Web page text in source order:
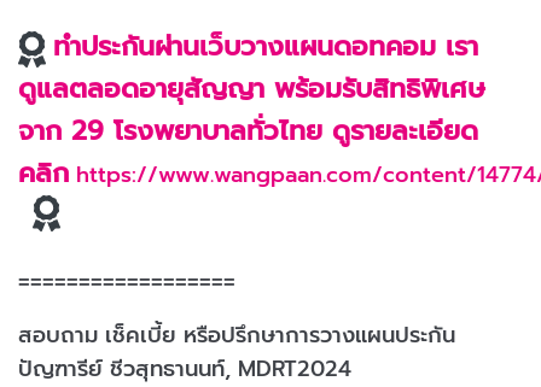
ทำประกันผ่านเว็บวางแผนดอทคอม เรา
ดูแลตลอดอายุสัญญา พร้อมรับสิทธิพิเศษ
จาก 29 โรงพยาบาลทั่วไทย ดูรายละเอียด
คลิก https://www.wangpaan.com/content/
==================
สอบถาม เช็คเบี้ย หรือปรึกษาการวางแผนประกัน
ปัญฑารีย์ ชีวสุทธานนท์, MDRT2024